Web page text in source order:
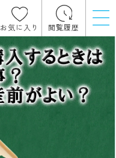
お気に入り 閲覧履歴